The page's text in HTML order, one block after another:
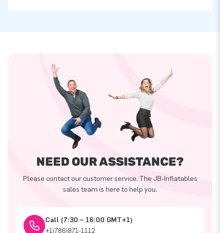
NEED OUR ASSISTANCE?
Please contact our customer service. The JB-Inflatables
sales team is here to help you.
Call (7:30 – 16:00 GMT+1)
+1(786)871-1112